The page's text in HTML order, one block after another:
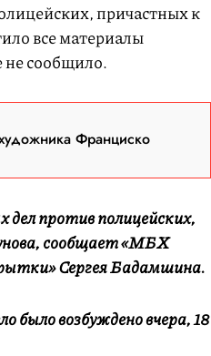
причастных к
все материалы
не сообщило.
Франциско
дел против полицейских,
сообщает «МБХ
Сергея Бадамшина.
было возбуждено вчера, 18